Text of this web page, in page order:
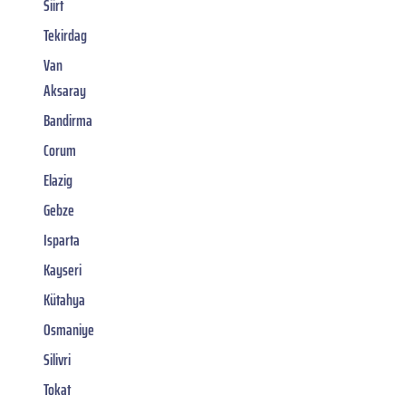
Siirt
Tekirdag
Van
Aksaray
Bandirma
Corum
Elazig
Gebze
Isparta
Kayseri
Kütahya
Osmaniye
Silivri
Tokat